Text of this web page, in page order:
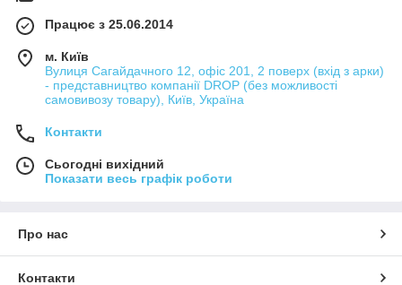
Працює з 25.06.2014
м. Київ
Вулиця Сагайдачного 12, офіс 201, 2 поверх (вхід з арки)
- представництво компанії DROP (без можливості
самовивозу товару), Київ, Україна
Контакти
Сьогодні вихідний
Показати весь графік роботи
Про нас
Контакти